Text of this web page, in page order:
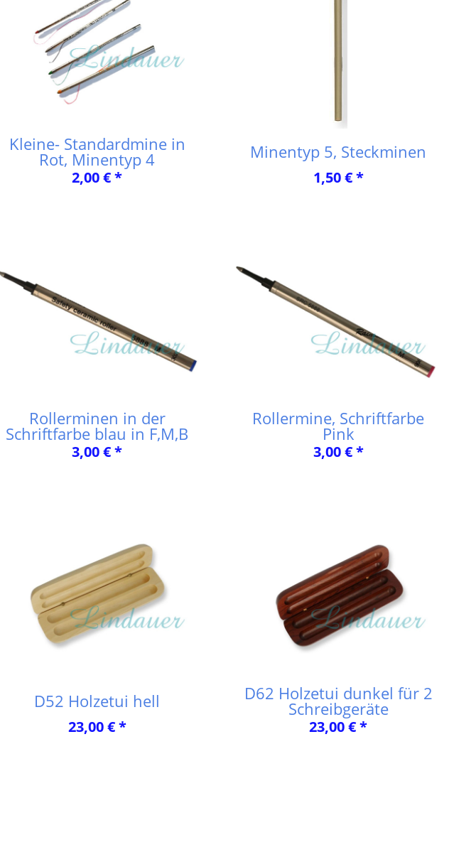
Kleine- Standardmine in
Rot, Minentyp 4
2,00 € *
Minentyp 5, Steckminen
1,50 € *
Rollerminen in der
Schriftfarbe blau in F,M,B
3,00 € *
Rollermine, Schriftfarbe
Pink
3,00 € *
D52 Holzetui hell
23,00 € *
D62 Holzetui dunkel für 2
Schreibgeräte
23,00 € *